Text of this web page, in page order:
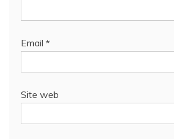
Email *
Site web